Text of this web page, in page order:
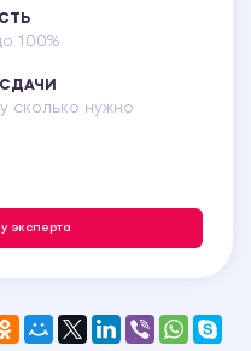
100%
сколько нужно
эксперта